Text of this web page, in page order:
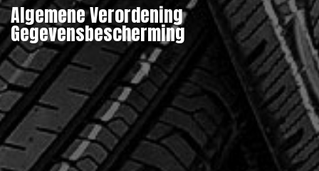
Algemene Verordening
Gegevensbescherming